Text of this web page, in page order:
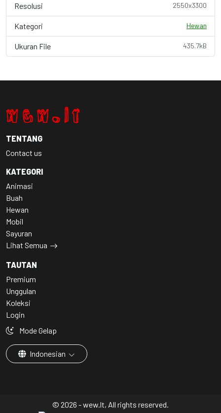
Resolusi 2550x3300
Kategori Hewan
Ukuran File 435.7kB
TENTANG
Contact us
KATEGORI
Animasi
Buah
Hewan
Mobil
Sayuran
Lihat Semua
TAUTAN
Premium
Unggulan
Koleksi
Login
Mode Gelap
Indonesian
© 2026 - wew.lt, All rights reserved.